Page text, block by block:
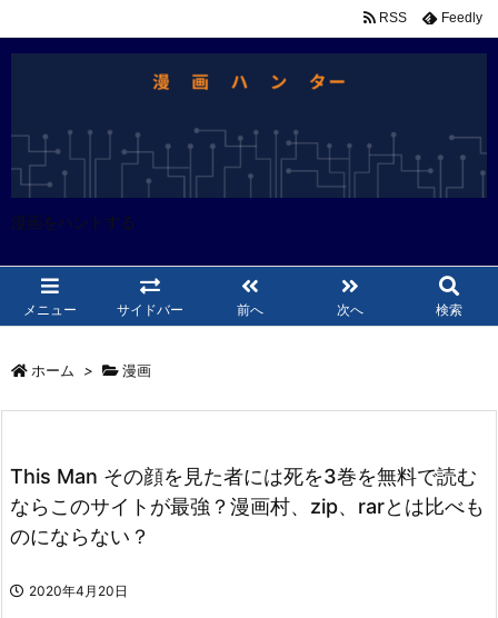
漫画をハントする
メニュー サイドバー 前へ 次へ 検索
RSS Feedly
ホーム > 漫画
This Man その顔を見た者には死を3巻を無料で読む
ならこのサイトが最強？漫画村、zip、rarとは比べも
のにならない？
2020年4月20日